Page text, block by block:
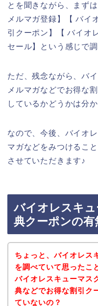
とを聞きながら、まず
メルマガ登録】【 バイ
引クーポン】【 バイオ
セール】という感じで調
ただ、残念ながら、バ
メルマガなどでお得な
しているかどうかは分
なので、今後、バイオ
マガなどをみつけるこ
させていただきます♪
バイオレスキ
典クーポンの有
ちょっと、バイオレス
を調べていて思ったこ
バイオレスキューマス
典などでお得な割引ク
ていないの？